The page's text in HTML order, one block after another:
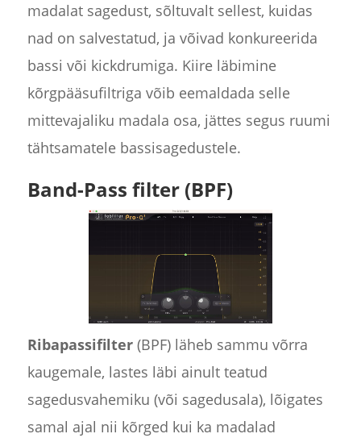
madalat sagedust, sõltuvalt sellest, kuidas
nad on salvestatud, ja võivad konkureerida
bassi või kickdrumiga. Kiire läbimine
kõrgpääsufiltriga võib eemaldada selle
mittevajaliku madala osa, jättes segus ruumi
tähtsamatele bassisagedustele.
Band-Pass filter (BPF)
Ribapassifilter(BPF) läheb sammu võrra
kaugemale, lastes läbi ainult teatud
sagedusvahemiku (või sagedusala), lõigates
samal ajal nii kõrged kui ka madalad